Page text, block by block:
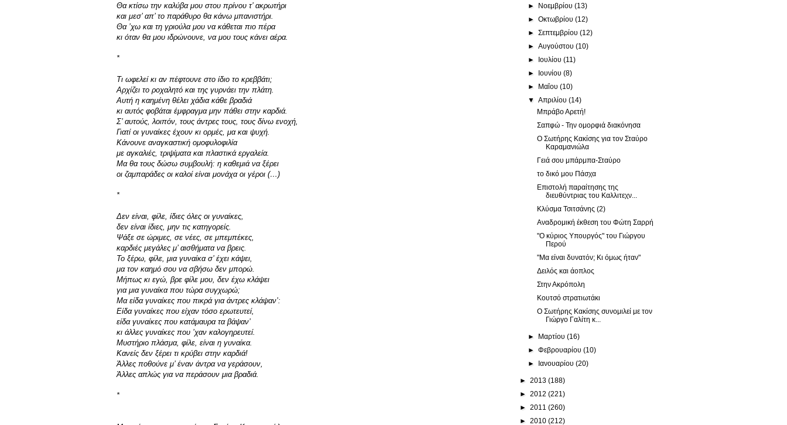
Θα κτίσω την καλύβα μου στου πρίνου τ’ ακρωτήρι
και μεσ’ απ’ το παράθυρο θα κάνω μπανιστήρι.
Θα ’χω και τη γριούλα μου να κάθεται πιο πέρα
κι όταν θα μου ιδρώνουνε, να μου τους κάνει αέρα.
*
Τι ωφελεί κι αν πέφτουνε στο ίδιο το κρεββάτι;
Αρχίζει το ροχαλητό και της γυρνάει την πλάτη.
Αυτή η καημένη θέλει χάδια κάθε βραδιά
κι αυτός φοβάται έμφραγμα μην πάθει στην καρδιά.
Σ’ αυτούς, λοιπόν, τους άντρες τους, τους δίνω ενοχή,
Γιατί οι γυναίκες έχουν κι ορμές, μα και ψυχή.
Κάνουνε αναγκαστική ομοφυλοφιλία
με αγκαλιές, τριψίματα και πλαστικά εργαλεία.
Μα θα τους δώσω συμβουλή: η καθεμιά να ξέρει
οι ζαμπαράδες οι καλοί είναι μονάχα οι γέροι (…)
*
Δεν είναι, φίλε, ίδιες όλες οι γυναίκες,
δεν είναι ίδιες, μην τις κατηγορείς.
Ψάξε σε ώριμες, σε νέες, σε μπεμπέκες,
καρδιές μεγάλες μ’ αισθήματα να βρεις.
Το ξέρω, φίλε, μια γυναίκα σ’ έχει κάψει,
μα τον καημό σου να σβήσω δεν μπορώ.
Μήπως κι εγώ, βρε φίλε μου, δεν έχω κλάψει
για μια γυναίκα που τώρα συγχωρώ;
Μα είδα γυναίκες που πικρά για άντρες κλάψαν’:
Είδα γυναίκες που είχαν τόσο ερωτευτεί,
είδα γυναίκες που κατάμαυρα τα βάψαν’
κι άλλες γυναίκες που ’χαν καλογηρευτεί.
Μυστήριο πλάσμα, φίλε, είναι η γυναίκα.
Κανείς δεν ξέρει τι κρύβει στην καρδιά!
Άλλες ποθούνε μ’ έναν άντρα να γεράσουν,
Άλλες απλώς για να περάσουν μια βραδιά.
*
► Νοεμβρίου(13)
►Οκτωβρίου(12)
►Σεπτεμβρίου(12)
►Αυγούστου(10)
► Ιουλίου(11)
► Ιουνίου(8)
► Μαΐου(10)
▼Απριλίου(14)
Μπράβο Αρετή!
Σαπφώ - Την ομορφιά διακόνησα
Ο Σωτήρης Κακίσης για τον Σταύρο
Καραμανιώλα
Γειά σου μπάρμπα-Σταύρο
το δικό μου Πάσχα
Επιστολή παραίτησης της
διευθύντριας του Καλλιτεχν...
Κλύσμα Τσιτσάνης (2)
Αναδρομική έκθεση του Φώτη Σαρρή
"Ο κύριος Υπουργός" του Γιώργου
Περού
"Μα είναι δυνατόν; Κι όμως ήταν"
Δειλός και άοπλος
Στην Ακρόπολη
Κουτσό στρατιωτάκι
Ο Σωτήρης Κακίσης συνομιλεί με τον
Γιώργο Γαλίτη κ...
► Μαρτίου(16)
►Φεβρουαρίου(10)
► Ιανουαρίου(20)
► 2013 (188)
► 2012 (221)
► 2011 (260)
► 2010 (212)